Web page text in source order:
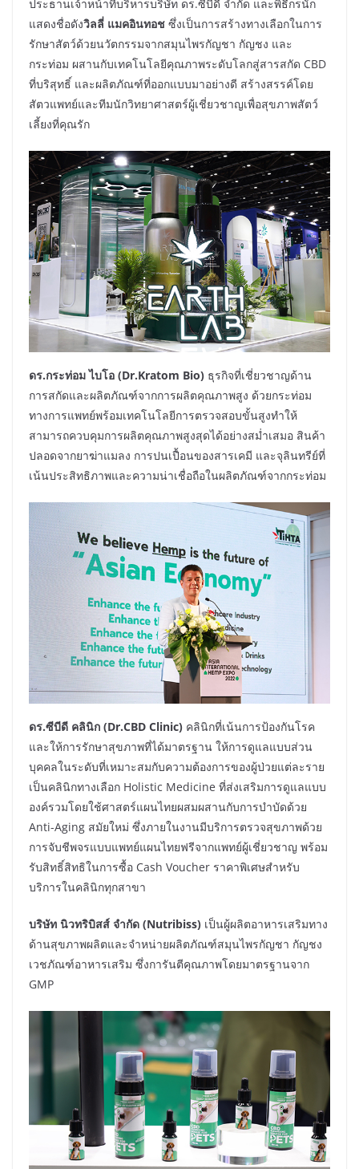
ประธานเจ้าหน้าที่บริหารบริษัท ดร.ซีบีดี จำกัด และพิธีกรนัก
แสดงชื่อดังวิลลี่ แมคอินทอช ซึ่งเป็นการสร้างทางเลือกในการ
รักษาสัตว์ด้วยนวัตกรรมจากสมุนไพรกัญชา กัญชง และ
กระท่อม ผสานกับเทคโนโลยีคุณภาพระดับโลกสู่สารสกัด CBD
ที่บริสุทธิ์ และผลิตภัณฑ์ที่ออกแบบมาอย่างดี สร้างสรรค์โดย
สัตวแพทย์และทีมนักวิทยาศาสตร์ผู้เชี่ยวชาญเพื่อสุขภาพสัตว์
เลี้ยงที่คุณรัก
ดร.กระท่อม ไบโอ (Dr.Kratom Bio) ธุรกิจที่เชี่ยวชาญด้าน
การสกัดและผลิตภัณฑ์จากการผลิตคุณภาพสูง ด้วยกระท่อม
ทางการแพทย์พร้อมเทคโนโลยีการตรวจสอบขั้นสูงทำให้
สามารถควบคุมการผลิตคุณภาพสูงสุดได้อย่างสม่ำเสมอ สินค้า
ปลอดจากยาฆ่าแมลง การปนเปื้อนของสารเคมี และจุลินทรีย์ที่
เน้นประสิทธิภาพและความน่าเชื่อถือในผลิตภัณฑ์จากกระท่อม
ดร.ซีบีดี คลินิก (Dr.CBD Clinic) คลินิกที่เน้นการป้องกันโรค
และให้การรักษาสุขภาพที่ได้มาตรฐาน ให้การดูแลแบบส่วน
บุคคลในระดับที่เหมาะสมกับความต้องการของผู้ป่วยแต่ละราย
เป็นคลินิกทางเลือก Holistic Medicine ที่ส่งเสริมการดูแลแบบ
องค์รวมโดยใช้ศาสตร์แผนไทยผสมผสานกับการบำบัดด้วย
Anti-Aging สมัยใหม่ ซึ่งภายในงานมีบริการตรวจสุขภาพด้วย
การจับชีพจรแบบแพทย์แผนไทยฟรีจากแพทย์ผู้เชี่ยวชาญ พร้อม
รับสิทธิ์สิทธิในการซื้อ Cash Voucher ราคาพิเศษสำหรับ
บริการในคลินิกทุกสาขา
บริษัท นิวทริบิสส์ จำกัด (Nutribiss) เป็นผู้ผลิตอาหารเสริมทาง
ด้านสุขภาพผลิตและจำหน่ายผลิตภัณฑ์สมุนไพรกัญชา กัญชง
เวชภัณฑ์อาหารเสริม ซึ่งการันตีคุณภาพโดยมาตรฐานจาก
GMP